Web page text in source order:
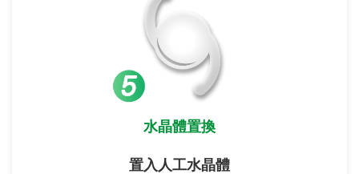
水晶體置換
置入人工水晶體